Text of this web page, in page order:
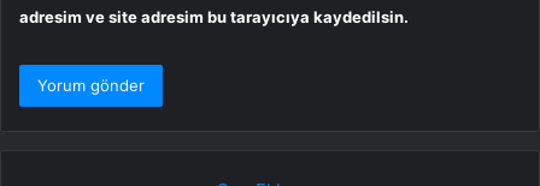
adresim ve site adresim bu tarayıcıya kaydedilsin.